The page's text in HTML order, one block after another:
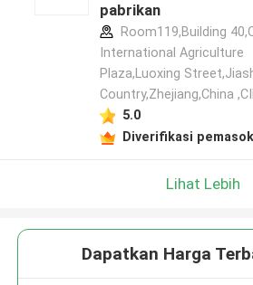
pabrikan
Room119,Building
International Agriculture
Plaza,Luoxing
Country,Zhejiang,China
5.0
Diverifikasi pemasok
Lihat Lebih
Dapatkan Harga